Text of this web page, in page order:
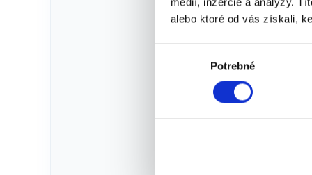
alebo ktoré od vás získali,
r
Potrebné